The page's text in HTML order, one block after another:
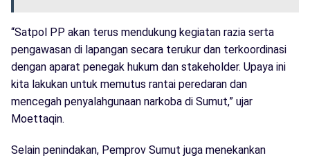
“Satpol PP akan terus mendukung kegiatan razia serta
pengawasan di lapangan secara terukur dan terkoordinasi
dengan aparat penegak hukum dan stakeholder. Upaya ini
kita lakukan untuk memutus rantai peredaran dan
mencegah penyalahgunaan narkoba di Sumut,” ujar
Moettaqin.
Selain penindakan, Pemprov Sumut juga menekankan